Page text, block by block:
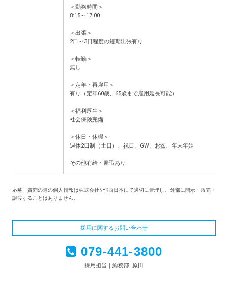
＜勤務時間＞
8:15～17:00
＜出張＞
2日～3日程度の短期出張有り
＜転勤＞
無し
＜定年・再雇用＞
有り（定年60歳、65歳まで雇用延長可能）
＜福利厚生＞
社会保険完備
＜休日・休暇＞
週休2日制（土日）、祝日、GW、お盆、年末年始
その他有給・慶弔あり
応募、質問の際の個人情報は株式会社NYK西日本にて適切に管理し、外部に開示・販売・
譲渡することはありません。
採用に関するお問い合わせ
079-441-3800
採用担当｜総務部 原田